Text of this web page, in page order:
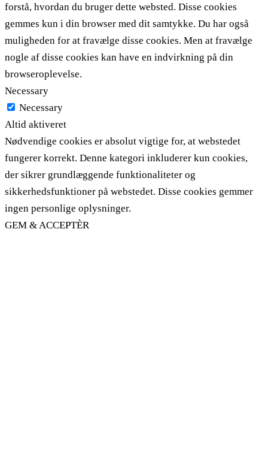
forstå, hvordan du bruger dette websted. Disse cookies
gemmes kun i din browser med dit samtykke. Du har også
muligheden for at fravælge disse cookies. Men at fravælge
nogle af disse cookies kan have en indvirkning på din
browseroplevelse.
Necessary
Necessary
Altid aktiveret
Nødvendige cookies er absolut vigtige for, at webstedet
fungerer korrekt. Denne kategori inkluderer kun cookies,
der sikrer grundlæggende funktionaliteter og
sikkerhedsfunktioner på webstedet. Disse cookies gemmer
ingen personlige oplysninger.
GEM & ACCEPTÈR